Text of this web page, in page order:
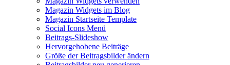
Magazin Widgets im Blog
Magazin Startseite Template
Social Icons Menü
Beitrags-Slideshow
Hervorgehobene Beiträge
Größe der Beitragsbilder ändern